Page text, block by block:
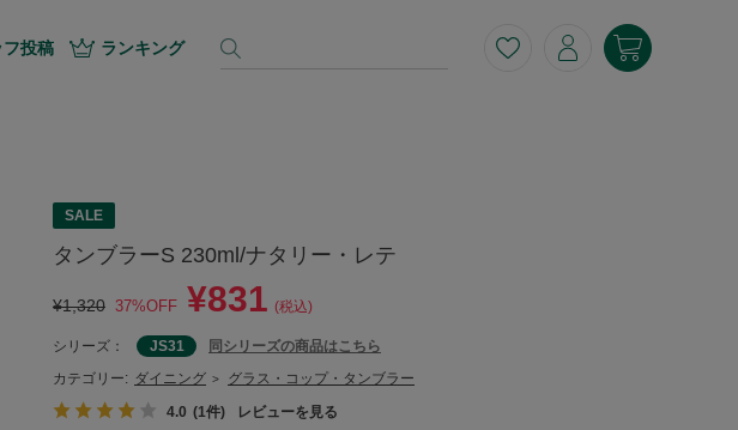
フ投稿 ランキング
SALE
タンブラーS 230ml/ナタリー・レテ
¥1,320 37%OFF ¥831 (税込)
シリーズ： JS31
同シリーズの商品はこちら
カテゴリー: ダイニング >
グラス・コップ・タンブラー
4.0
1
レビューを見る